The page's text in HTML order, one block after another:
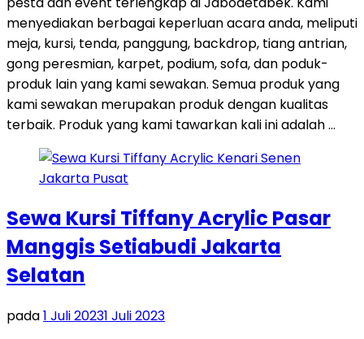
menyediakan berbagai keperluan acara anda, meliputi
meja, kursi, tenda, panggung, backdrop, tiang antrian,
gong peresmian, karpet, podium, sofa, dan poduk-
produk lain yang kami sewakan. Semua produk yang
kami sewakan merupakan produk dengan kualitas
terbaik. Produk yang kami tawarkan kali ini adalah …
Sewa Kursi Tiffany Acrylic Pasar
Manggis Setiabudi Jakarta
Selatan
pada1 Juli 20231 Juli 2023